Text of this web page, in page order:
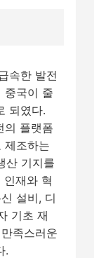
속한 발전
중국이 줄
되였다.
의 플랫폼
제조하는
산 기지를
재와 혁
설비, 디
기초 재
족스러운
.